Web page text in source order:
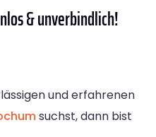
& unverbindlich!
und erfahrenen
suchst, dann bist